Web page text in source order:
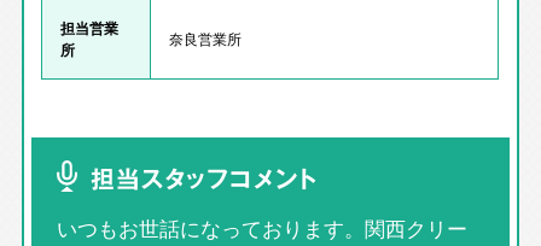
担当営業
所
奈良営業所
担当スタッフコメント
いつもお世話になっております。関西クリー